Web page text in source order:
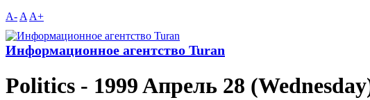
A- A A+
Информационное агентство Turan
Politics - 1999 Aпрель 28